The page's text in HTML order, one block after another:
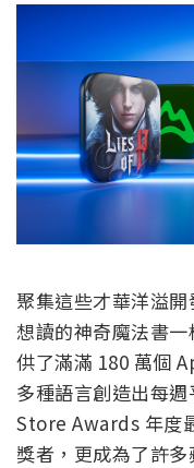
聚集這些才華洋溢
想讀的神奇魔法書
供了滿滿 180 萬個
多種語言創造出每
Store Awards 年度
獎者，更成為了許